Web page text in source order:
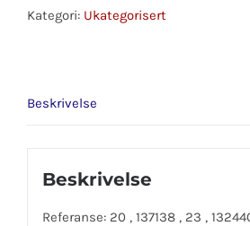
Kategori: Ukategorisert
Beskrivelse
Beskrivelse
Referanse: 20 , 137138 , 23 ,